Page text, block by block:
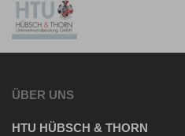
ÜBER UNS
HTU HÜBSCH & THORN